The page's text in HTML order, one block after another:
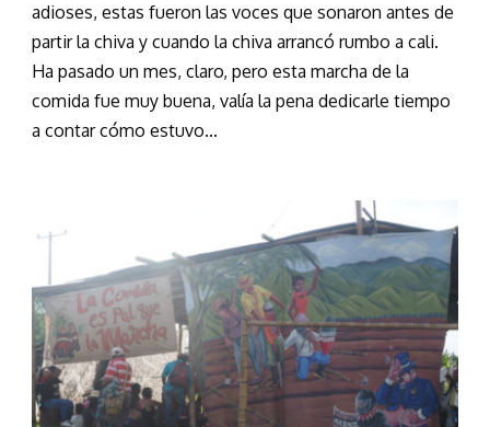
adioses, estas fueron las voces que sonaron antes de
partir la chiva y cuando la chiva arrancó rumbo a cali.
Ha pasado un mes, claro, pero esta marcha de la
comida fue muy buena, valía la pena dedicarle tiempo
a contar cómo estuvo...